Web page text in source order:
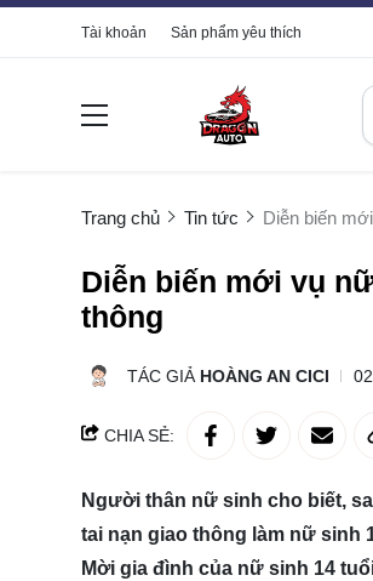
Tài khoản Sản phẩm yêu thích
Trang chủ Tin tức Diễn biến
Diễn biến mới vụ
thông
TÁC GIẢ HOÀNG AN CICI
CHIA SẺ:
Người thân nữ sinh cho biết,
tai nạn giao thông làm nữ sinh
Mời gia đình của nữ sinh 14